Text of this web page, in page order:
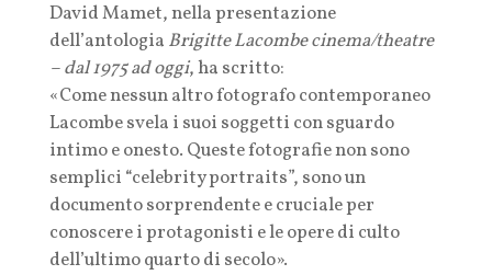
David Mamet, nella presentazione
dell’antologia Brigitte Lacombe cinema/theatre
– dal 1975 ad oggi, ha scritto:
«Come nessun altro fotografo contemporaneo
Lacombe svela i suoi soggetti con sguardo
intimo e onesto. Queste fotografie non sono
semplici “celebrity portraits”, sono un
documento sorprendente e cruciale per
conoscere i protagonisti e le opere di culto
dell’ultimo quarto di secolo».